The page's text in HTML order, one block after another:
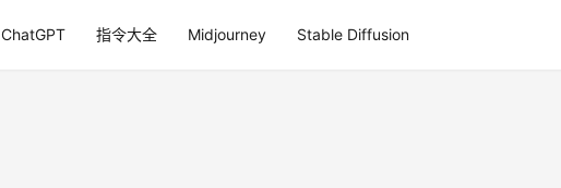
ChatGPT 指令大全 Midjourney Stable Diffusion